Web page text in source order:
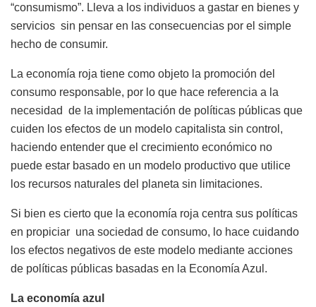
“consumismo”. Lleva a los individuos a gastar en bienes y
servicios sin pensar en las consecuencias por el simple
hecho de consumir.
La economía roja tiene como objeto la promoción del
consumo responsable, por lo que hace referencia a la
necesidad de la implementación de políticas públicas que
cuiden los efectos de un modelo capitalista sin control,
haciendo entender que el crecimiento económico no
puede estar basado en un modelo productivo que utilice
los recursos naturales del planeta sin limitaciones.
Si bien es cierto que la economía roja centra sus políticas
en propiciar una sociedad de consumo, lo hace cuidando
los efectos negativos de este modelo mediante acciones
de políticas públicas basadas en la Economía Azul.
La economía azul